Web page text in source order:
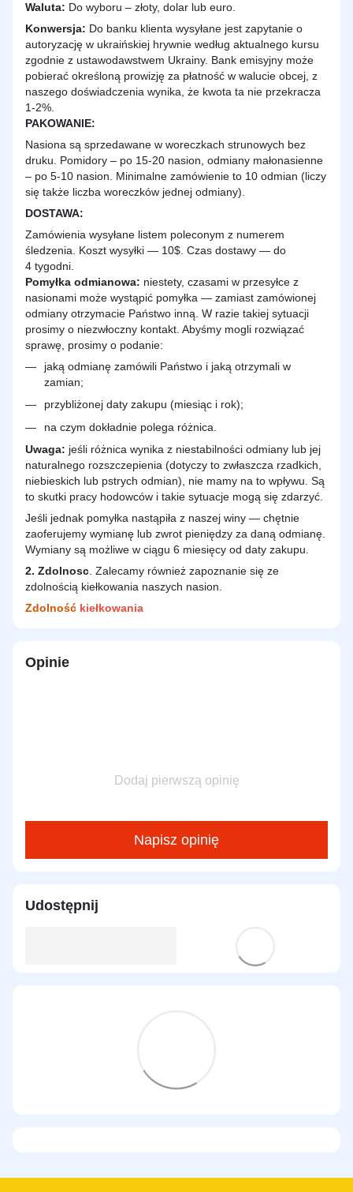
Waluta: Do wyboru – złoty, dolar lub euro.
Konwersja: Do banku klienta wysyłane jest zapytanie o
autoryzację w ukraińskiej hrywnie według aktualnego kursu
zgodnie z ustawodawstwem Ukrainy. Bank emisyjny może
pobierać określoną prowizję za płatność w walucie obcej, z
naszego doświadczenia wynika, że kwota ta nie przekracza
1-2%.
PAKOWANIE:
Nasiona są sprzedawane w woreczkach strunowych bez
druku. Pomidory – po 15-20 nasion, odmiany małonasienne
– po 5-10 nasion. Minimalne zamówienie to 10 odmian (liczy
się także liczba woreczków jednej odmiany).
DOSTAWA:
Zamówienia wysyłane listem poleconym z numerem
śledzenia. Koszt wysyłki — 10$. Czas dostawy — do
4 tygodni.
Pomyłka odmianowa: niestety, czasami w przesyłce z
nasionami może wystąpić pomyłka — zamiast zamówionej
odmiany otrzymacie Państwo inną. W razie takiej sytuacji
prosimy o niezwłoczny kontakt. Abyśmy mogli rozwiązać
sprawę, prosimy o podanie:
jaką odmianę zamówili Państwo i jaką otrzymali w
zamian;
przybliżonej daty zakupu (miesiąc i rok);
na czym dokładnie polega różnica.
Uwaga: jeśli różnica wynika z niestabilności odmiany lub jej
naturalnego rozszczepienia (dotyczy to zwłaszcza rzadkich,
niebieskich lub pstrych odmian), nie mamy na to wpływu. Są
to skutki pracy hodowców i takie sytuacje mogą się zdarzyć.
Jeśli jednak pomyłka nastąpiła z naszej winy — chętnie
zaoferujemy wymianę lub zwrot pieniędzy za daną odmianę.
Wymiany są możliwe w ciągu 6 miesięcy od daty zakupu.
2. Zdolnosc . Zalecamy również zapoznanie się ze
zdolnością kiełkowania naszych nasion.
Zdolność kiełkowania
Opinie
Dodaj pierwszą opinię
Napisz opinię
Udostępnij